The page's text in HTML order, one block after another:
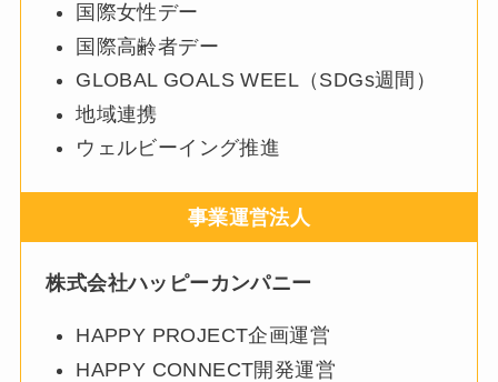
国際女性デー
国際高齢者デー
GLOBAL GOALS WEEL（SDGs週間）
地域連携
ウェルビーイング推進
事業運営法人
株式会社ハッピーカンパニー
HAPPY PROJECT企画運営
HAPPY CONNECT開発運営